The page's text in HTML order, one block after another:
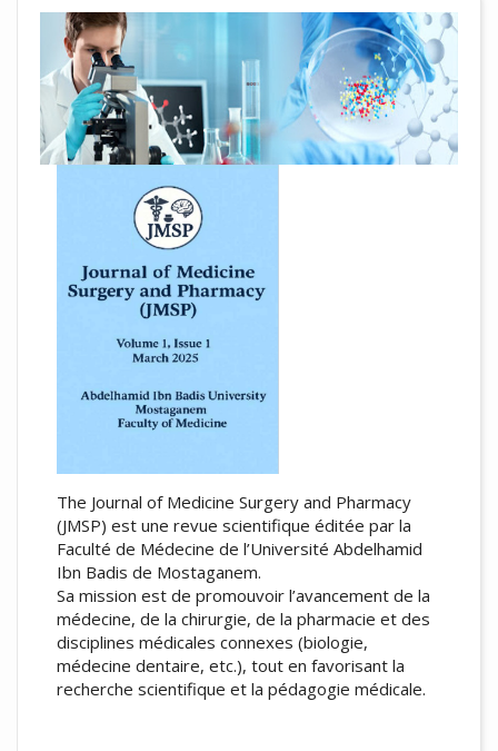
The Journal of Medicine Surgery and Pharmacy
(JMSP) est une revue scientifique éditée par la
Faculté de Médecine de l’Université Abdelhamid
Ibn Badis de Mostaganem.
Sa mission est de promouvoir l’avancement de la
médecine, de la chirurgie, de la pharmacie et des
disciplines médicales connexes (biologie,
médecine dentaire, etc.), tout en favorisant la
recherche scientifique et la pédagogie médicale.